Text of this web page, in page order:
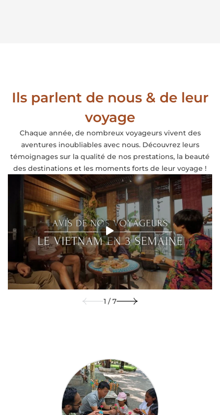
Ils parlent de nous & de leur
voyage
Chaque année, de nombreux voyageurs vivent des
aventures inoubliables avec nous. Découvrez leurs
témoignages sur la qualité de nos prestations, la beauté
des destinations et les moments forts de leur voyage !
1 / 7